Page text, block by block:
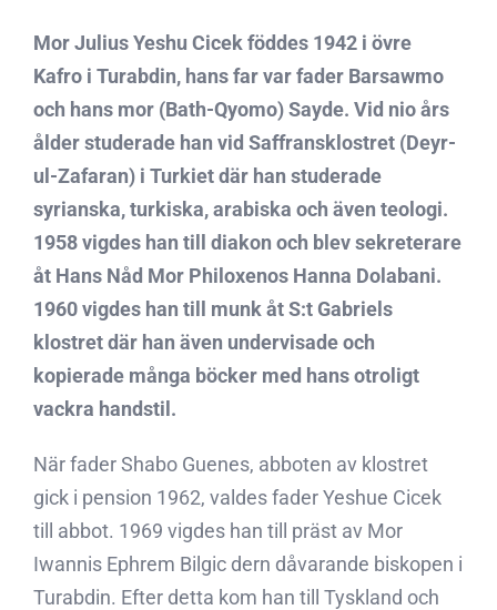
Mor Julius Yeshu Cicek föddes 1942 i övre
Kafro i Turabdin, hans far var fader Barsawmo
och hans mor (Bath-Qyomo) Sayde. Vid nio års
ålder studerade han vid Saffransklostret (Deyr-
ul-Zafaran) i Turkiet där han studerade
syrianska, turkiska, arabiska och även teologi.
1958 vigdes han till diakon och blev sekreterare
åt Hans Nåd Mor Philoxenos Hanna Dolabani.
1960 vigdes han till munk åt S:t Gabriels
klostret där han även undervisade och
kopierade många böcker med hans otroligt
vackra handstil.
När fader Shabo Guenes, abboten av klostret
gick i pension 1962, valdes fader Yeshue Cicek
till abbot. 1969 vigdes han till präst av Mor
Iwannis Ephrem Bilgic dern dåvarande biskopen i
Turabdin. Efter detta kom han till Tyskland och